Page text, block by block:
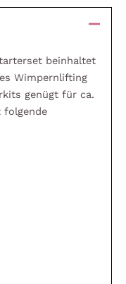
beinhaltet
Wimpernlifting
genügt für ca.
folgende